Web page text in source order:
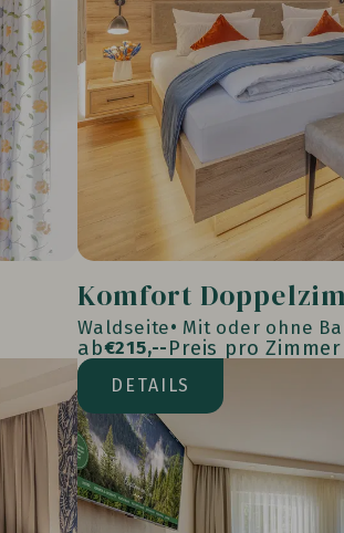
Komfort
Waldseite Mit oder ohne
ab€215,-- Preis pro Zimmer
DETAILS
Waldseite